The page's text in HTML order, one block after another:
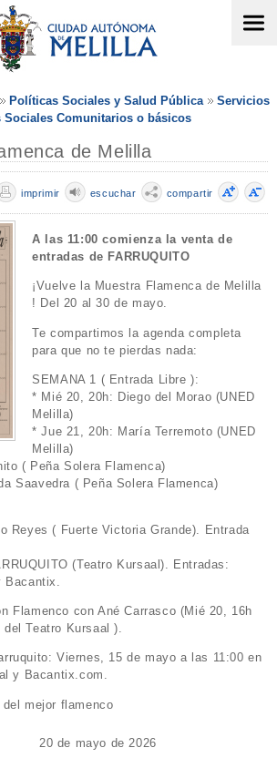
Políticas Sociales y Salud Pública
Servicios
Sociales Comunitarios o básicos
de Melilla
compartir
escuchar
imprimir
A las 11:00 comienza la venta de
entradas de FARRUQUITO
¡Vuelve la Muestra Flamenca de Melilla
! Del 20 al 30 de mayo.
Te compartimos la agenda completa
para que no te pierdas nada:
SEMANA 1 ( Entrada Libre ):
* Mié 20, 20h: Diego del Morao (UNED
Melilla)
* Jue 21, 20h: María Terremoto (UNED
Melilla)
( Peña Solera Flamenca)
Saavedra ( Peña Solera Flamenca)
Reyes ( Fuerte Victoria Grande). Entrada
(Teatro Kursaal). Entradas:
Flamenco con Ané Carrasco (Mié 20, 16h
Teatro Kursaal ).
Viernes, 15 de mayo a las 11:00 en
y Bacantix.com.
mejor flamenco
20 de mayo de 2026